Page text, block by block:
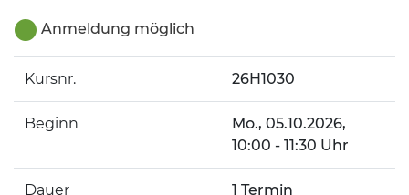
Anmeldung möglich
Kursnr. 26H1030
Beginn Mo., 05.10.2026,
10:00 - 11:30 Uhr
Dauer 1 Termin